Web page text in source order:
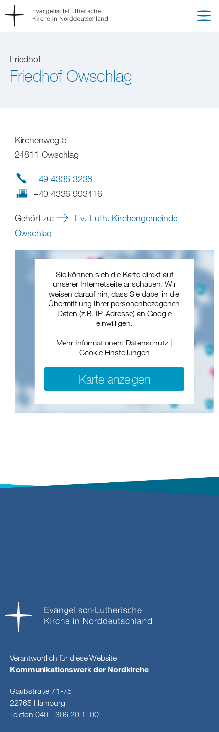
Friedhof
Friedhof Owschlag
Kirchenweg 5
24811 Owschlag
+49 4336 3238
+49 4336 993416
Gehört zu:
Ev.-Luth. Kirchengemeinde
Owschlag
Sie können sich die Karte direkt auf
unserer Internetseite anschauen. Wir
weisen darauf hin, dass Sie dabei in die
Übermittlung Ihrer personenbezogenen
Daten (z.B. IP-Adresse) an Google
einwilligen.
Mehr Informationen: Datenschutz
Cookie Einstellungen
Karte anzeigen
Verantwortlich für diese Website
Kommunikationswerk der Nordkirche
Gaußstraße 71-75
22765 Hamburg
Telefon 040 - 306 20 1100